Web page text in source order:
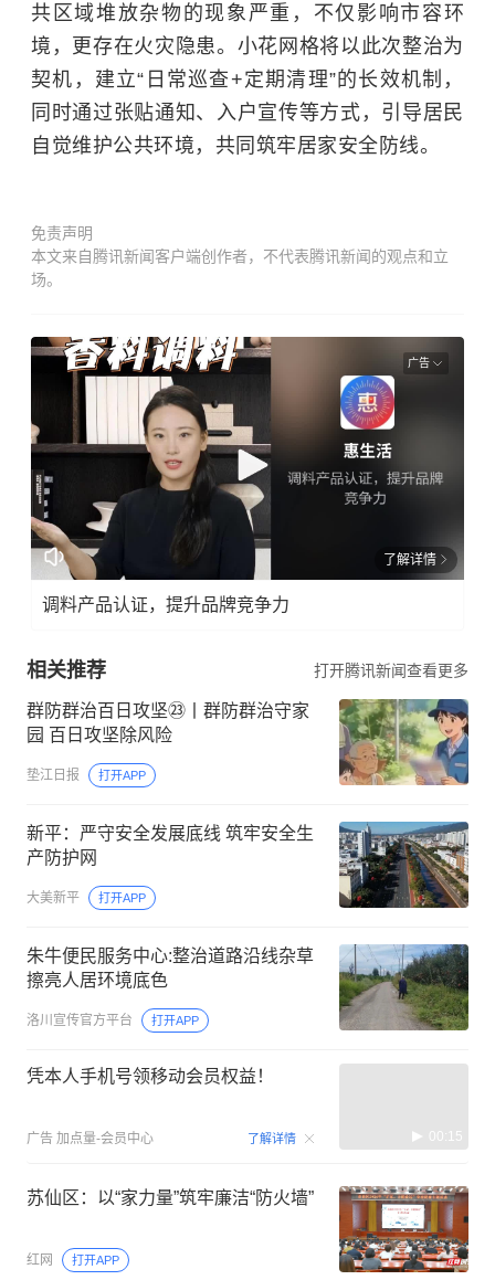
共区域堆放杂物的现象严重，不仅影响市容环
境，更存在火灾隐患。小花网格将以此次整治为
契机，建立“日常巡查+定期清理”的长效机制，
同时通过张贴通知、入户宣传等方式，引导居民
自觉维护公共环境，共同筑牢居家安全防线。
免责声明
本文来自腾讯新闻客户端创作者，不代表腾讯新闻的观点和立
场。
广告
了解详情
调料产品认证，提升品牌竞争力
相关推荐 打开腾讯新闻查看更多
群防群治百日攻坚㉓丨群防群治守家
园 百日攻坚除风险
垫江日报 打开APP
新平：严守安全发展底线 筑牢安全生
产防护网
大美新平 打开APP
朱牛便民服务中心:整治道路沿线杂草
擦亮人居环境底色
洛川宣传官方平台 打开APP
凭本人手机号领移动会员权益！
广告 加点量-会员中心 了解详情 00:15
苏仙区：以“家力量”筑牢廉洁“防火墙”
红网 打开APP